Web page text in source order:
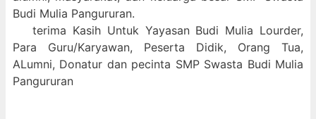
Budi Mulia Pangururan.
terima Kasih Untuk Yayasan Budi Mulia Lourder,
Para Guru/Karyawan, Peserta Didik, Orang Tua,
ALumni, Donatur dan pecinta SMP Swasta Budi Mulia
Pangururan